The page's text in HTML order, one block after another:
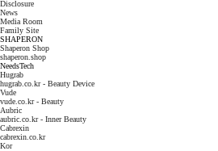
Disclosure
News
Media Room
Family Site
SHAPERON
Shaperon Shop
shaperon.shop
NeedsTech
Hugrab
hugrab.co.kr - Beauty Device
Vude
vude.co.kr - Beauty
Aubric
aubric.co.kr - Inner Beauty
Cabrexin
cabrexin.co.kr
Kor